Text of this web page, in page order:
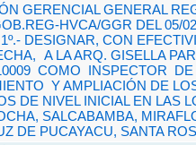
GERENCIAL GENERAL
HVCA/GGR DEL 05/
DESIGNAR, CON
A LA ARQ. GISELLA
COMO INSPECTOR
Y AMPLIACIÓN DE
DE NIVEL INICIAL EN LAS
SALCABAMBA,
DE PUCAYACU, SANTA